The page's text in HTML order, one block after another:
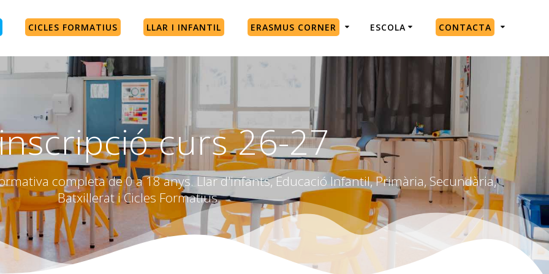
CICLES FORMATIUS LLAR I INFANTIL ERASMUS CORNER ESCOLA CONTACTA
curs 26-27
completa de 0 a 18 anys. Llar d'infants, Educació Infantil, Primària, Secundària,
Batxillerat i Cicles Formatius